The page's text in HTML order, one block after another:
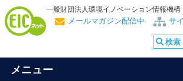
一般財団法人環境イノベーション情報機構
サ
メールマガジン配信中
メニュー